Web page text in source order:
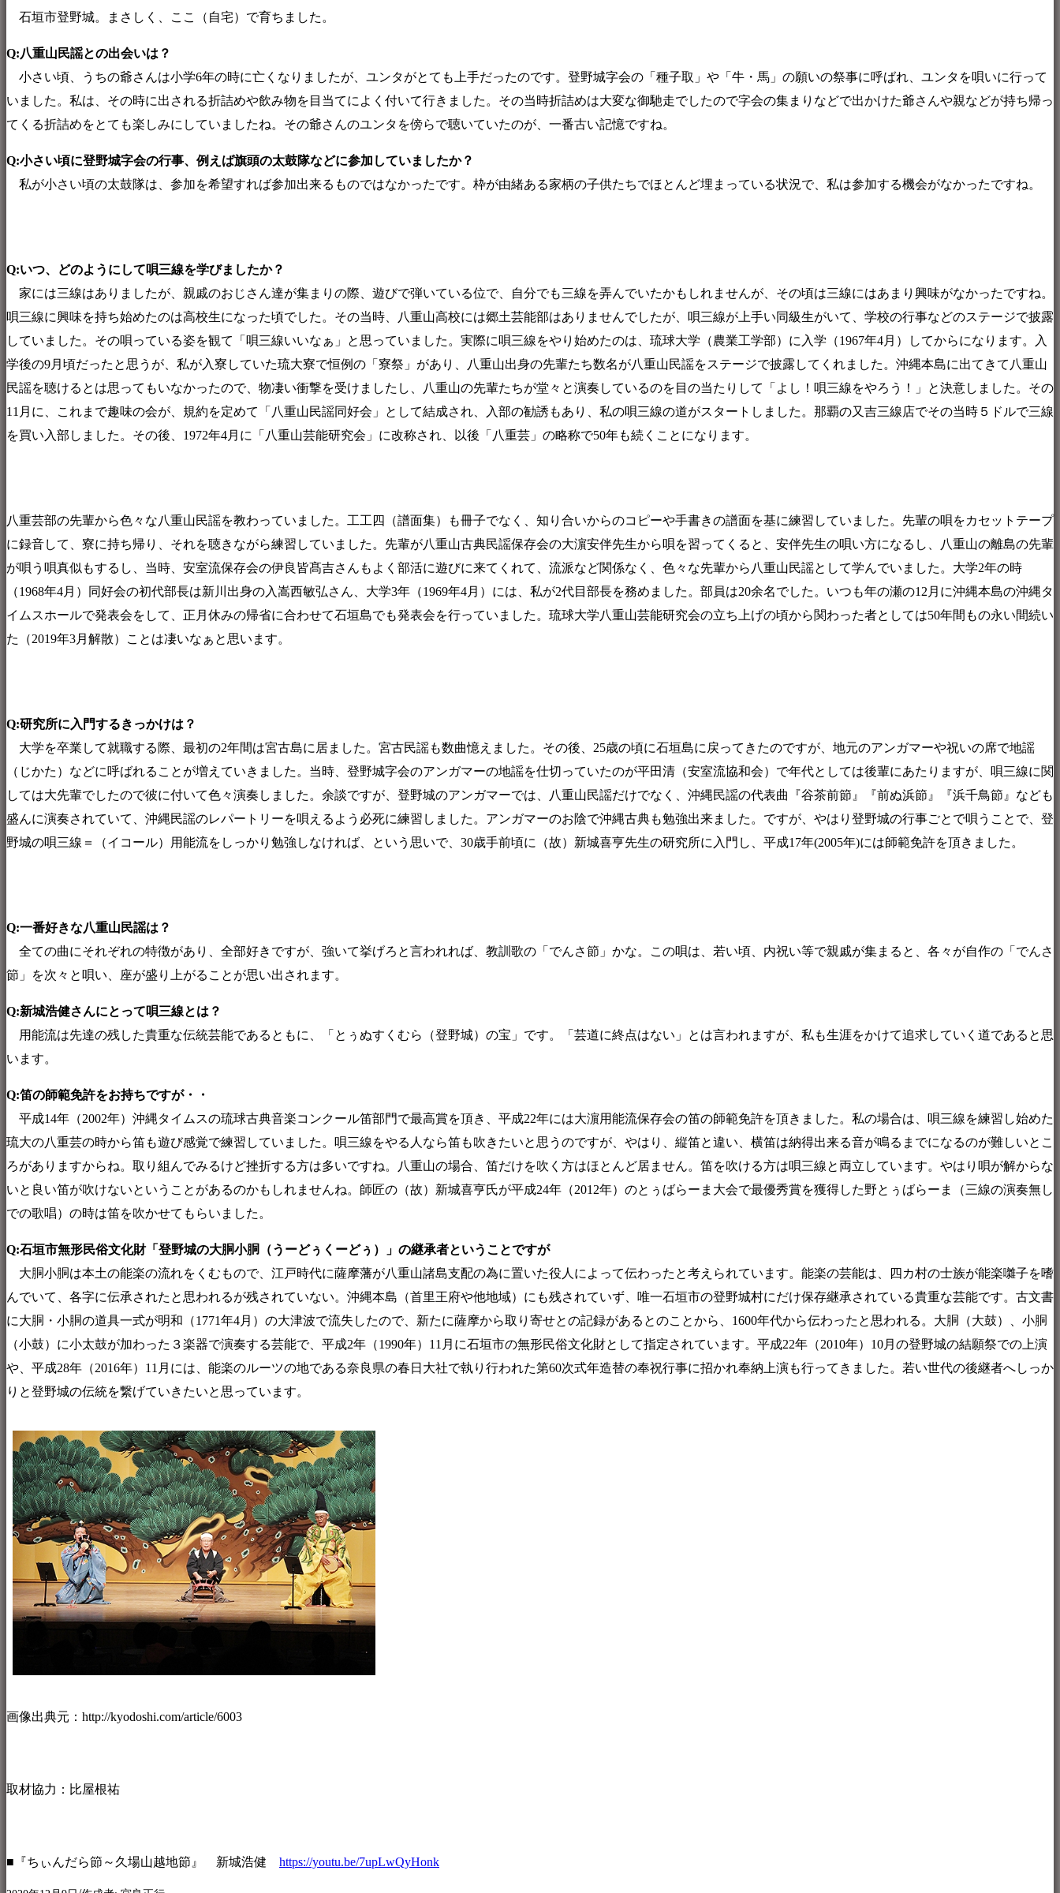
石垣市登野城。まさしく、ここ（自宅）で育ちました。
Q:八重山民謡との出会いは？
小さい頃、うちの爺さんは小学6年の時に亡くなりましたが、ユンタがとても上手だったのです。登野城字会の「種子取」や「牛・馬」の願いの祭事に呼ばれ、ユンタを唄いに行って
いました。私は、その時に出される折詰めや飲み物を目当てによく付いて行きました。その当時折詰めは大変な御馳走でしたので字会の集まりなどで出かけた爺さんや親などが持ち帰っ
てくる折詰めをとても楽しみにしていましたね。その爺さんのユンタを傍らで聴いていたのが、一番古い記憶ですね。
Q:小さい頃に登野城字会の行事、例えば旗頭の太鼓隊などに参加していましたか？
私が小さい頃の太鼓隊は、参加を希望すれば参加出来るものではなかったです。枠が由緒ある家柄の子供たちでほとんど埋まっている状況で、私は参加する機会がなかったですね。
Q:いつ、どのようにして唄三線を学びましたか？
家には三線はありましたが、親戚のおじさん達が集まりの際、遊びで弾いている位で、自分でも三線を弄んでいたかもしれませんが、その頃は三線にはあまり興味がなかったですね。
唄三線に興味を持ち始めたのは高校生になった頃でした。その当時、八重山高校には郷土芸能部はありませんでしたが、唄三線が上手い同級生がいて、学校の行事などのステージで披露
していました。その唄っている姿を観て「唄三線いいなぁ」と思っていました。実際に唄三線をやり始めたのは、琉球大学（農業工学部）に入学（1967年4月）してからになります。入
学後の9月頃だったと思うが、私が入寮していた琉大寮で恒例の「寮祭」があり、八重山出身の先輩たち数名が八重山民謡をステージで披露してくれました。沖縄本島に出てきて八重山
民謡を聴けるとは思ってもいなかったので、物凄い衝撃を受けましたし、八重山の先輩たちが堂々と演奏しているのを目の当たりして「よし！唄三線をやろう！」と決意しました。その
11月に、これまで趣味の会が、規約を定めて「八重山民謡同好会」として結成され、入部の勧誘もあり、私の唄三線の道がスタートしました。那覇の又吉三線店でその当時５ドルで三線
を買い入部しました。その後、1972年4月に「八重山芸能研究会」に改称され、以後「八重芸」の略称で50年も続くことになります。
八重芸部の先輩から色々な八重山民謡を教わっていました。工工四（譜面集）も冊子でなく、知り合いからのコピーや手書きの譜面を基に練習していました。先輩の唄をカセットテープ
に録音して、寮に持ち帰り、それを聴きながら練習していました。先輩が八重山古典民謡保存会の大濵安伴先生から唄を習ってくると、安伴先生の唄い方になるし、八重山の離島の先輩
が唄う唄真似もするし、当時、安室流保存会の伊良皆髙吉さんもよく部活に遊びに来てくれて、流派など関係なく、色々な先輩から八重山民謡として学んでいました。大学2年の時
（1968年4月）同好会の初代部長は新川出身の入嵩西敏弘さん、大学3年（1969年4月）には、私が2代目部長を務めました。部員は20余名でした。いつも年の瀬の12月に沖縄本島の沖縄タ
イムスホールで発表会をして、正月休みの帰省に合わせて石垣島でも発表会を行っていました。琉球大学八重山芸能研究会の立ち上げの頃から関わった者としては50年間もの永い間続い
た（2019年3月解散）ことは凄いなぁと思います。
Q:研究所に入門するきっかけは？
大学を卒業して就職する際、最初の2年間は宮古島に居ました。宮古民謡も数曲憶えました。その後、25歳の頃に石垣島に戻ってきたのですが、地元のアンガマーや祝いの席で地謡
（じかた）などに呼ばれることが増えていきました。当時、登野城字会のアンガマーの地謡を仕切っていたのが平田清（安室流協和会）で年代としては後輩にあたりますが、唄三線に関
しては大先輩でしたので彼に付いて色々演奏しました。余談ですが、登野城のアンガマーでは、八重山民謡だけでなく、沖縄民謡の代表曲『谷茶前節』『前ぬ浜節』『浜千鳥節』なども
盛んに演奏されていて、沖縄民謡のレパートリーを唄えるよう必死に練習しました。アンガマーのお陰で沖縄古典も勉強出来ました。ですが、やはり登野城の行事ごとで唄うことで、登
野城の唄三線＝（イコール）用能流をしっかり勉強しなければ、という思いで、30歳手前頃に（故）新城喜亨先生の研究所に入門し、平成17年(2005年)には師範免許を頂きました。
Q:一番好きな八重山民謡は？
全ての曲にそれぞれの特徴があり、全部好きですが、強いて挙げろと言われれば、教訓歌の「でんさ節」かな。この唄は、若い頃、内祝い等で親戚が集まると、各々が自作の「でんさ
節」を次々と唄い、座が盛り上がることが思い出されます。
Q:新城浩健さんにとって唄三線とは？
用能流は先達の残した貴重な伝統芸能であるともに、「とぅぬすくむら（登野城）の宝」です。「芸道に終点はない」とは言われますが、私も生涯をかけて追求していく道であると思
います。
Q:笛の師範免許をお持ちですが・・
平成14年（2002年）沖縄タイムスの琉球古典音楽コンクール笛部門で最高賞を頂き、平成22年には大濵用能流保存会の笛の師範免許を頂きました。私の場合は、唄三線を練習し始めた
琉大の八重芸の時から笛も遊び感覚で練習していました。唄三線をやる人なら笛も吹きたいと思うのですが、やはり、縦笛と違い、横笛は納得出来る音が鳴るまでになるのが難しいとこ
ろがありますからね。取り組んでみるけど挫折する方は多いですね。八重山の場合、笛だけを吹く方はほとんど居ません。笛を吹ける方は唄三線と両立しています。やはり唄が解からな
いと良い笛が吹けないということがあるのかもしれませんね。師匠の（故）新城喜亨氏が平成24年（2012年）のとぅばらーま大会で最優秀賞を獲得した野とぅばらーま（三線の演奏無し
での歌唱）の時は笛を吹かせてもらいました。
Q:石垣市無形民俗文化財「登野城の大胴小胴（うーどぅくーどぅ）」の継承者ということですが
大胴小胴は本土の能楽の流れをくむもので、江戸時代に薩摩藩が八重山諸島支配の為に置いた役人によって伝わったと考えられています。能楽の芸能は、四カ村の士族が能楽囃子を嗜
んでいて、各字に伝承されたと思われるが残されていない。沖縄本島（首里王府や他地域）にも残されていず、唯一石垣市の登野城村にだけ保存継承されている貴重な芸能です。古文書
に大胴・小胴の道具一式が明和（1771年4月）の大津波で流失したので、新たに薩摩から取り寄せとの記録があるとのことから、1600年代から伝わったと思われる。大胴（大鼓）、小胴
（小鼓）に小太鼓が加わった３楽器で演奏する芸能で、平成2年（1990年）11月に石垣市の無形民俗文化財として指定されています。平成22年（2010年）10月の登野城の結願祭での上演
や、平成28年（2016年）11月には、能楽のルーツの地である奈良県の春日大社で執り行われた第60次式年造替の奉祝行事に招かれ奉納上演も行ってきました。若い世代の後継者へしっか
りと登野城の伝統を繋げていきたいと思っています。
画像出典元：http://kyodoshi.com/article/6003
取材協力：比屋根祐
■『ちぃんだら節～久場山越地節』 新城浩健 https://youtu.be/7upLwQyHonk